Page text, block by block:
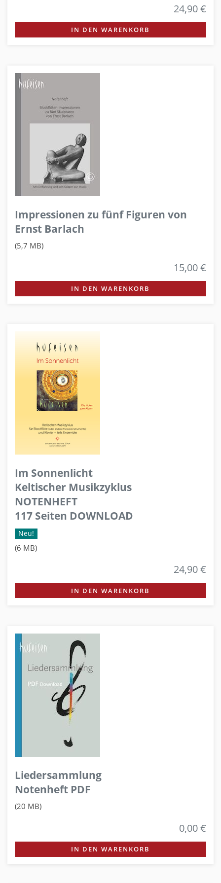
24,90 €
IN DEN WARENKORB
Impressionen zu fünf Figuren von
Ernst Barlach
(5,7 MB)
15,00 €
IN DEN WARENKORB
Im Sonnenlicht
Keltischer Musikzyklus
NOTENHEFT
117 Seiten DOWNLOAD
Neu!
(6 MB)
24,90 €
IN DEN WARENKORB
Liedersammlung
Notenheft PDF
(20 MB)
0,00 €
IN DEN WARENKORB